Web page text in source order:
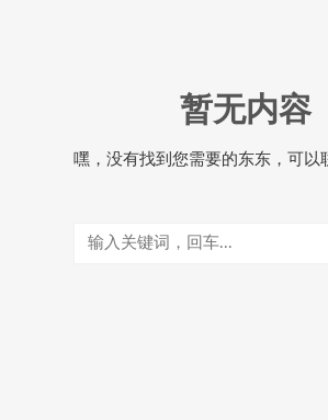
暂无内容
嘿，没有找到您需要的东东，可以